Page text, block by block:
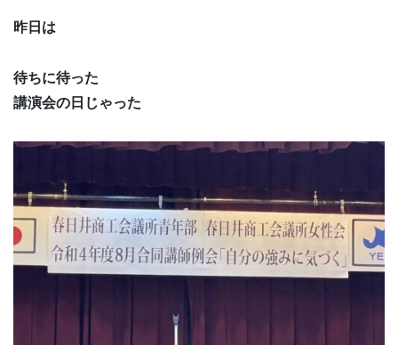
昨日は
待ちに待った
講演会の日じゃった